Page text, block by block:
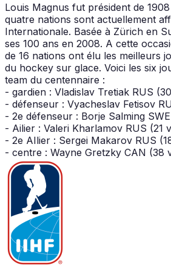
Louis Magnus fut président de
quatre nations sont actuellement
Internationale. Basée à Zürich en
ses 100 ans en 2008. A cette
de 16 nations ont élu les meilleurs
du hockey sur glace. Voici les six
team du centennaire :
- gardien : Vladislav Tretiak RUS
- défenseur : Vyacheslav Fetisov
- 2e défenseur : Borje Salming
- Ailier : Valeri Kharlamov RUS (21
- 2e AIlier : Sergei Makarov RUS
- centre : Wayne Gretzky CAN (38